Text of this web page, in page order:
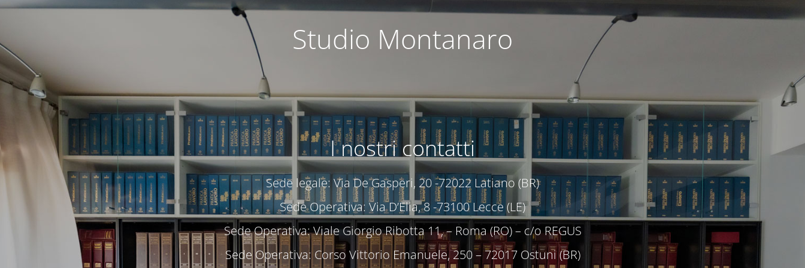
Studio Montanaro
I nostri contatti
Sede legale: Via De Gasperi, 20 -72022 Latiano (BR)
Sede Operativa: Via D’Elia, 8 -73100 Lecce (LE)
Sede Operativa: Viale Giorgio Ribotta 11, – Roma (RO) – c/o REGUS
Sede Operativa: Corso Vittorio Emanuele, 250 – 72017 Ostuni (BR)